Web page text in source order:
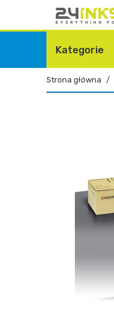
Kategorie
Strona główna